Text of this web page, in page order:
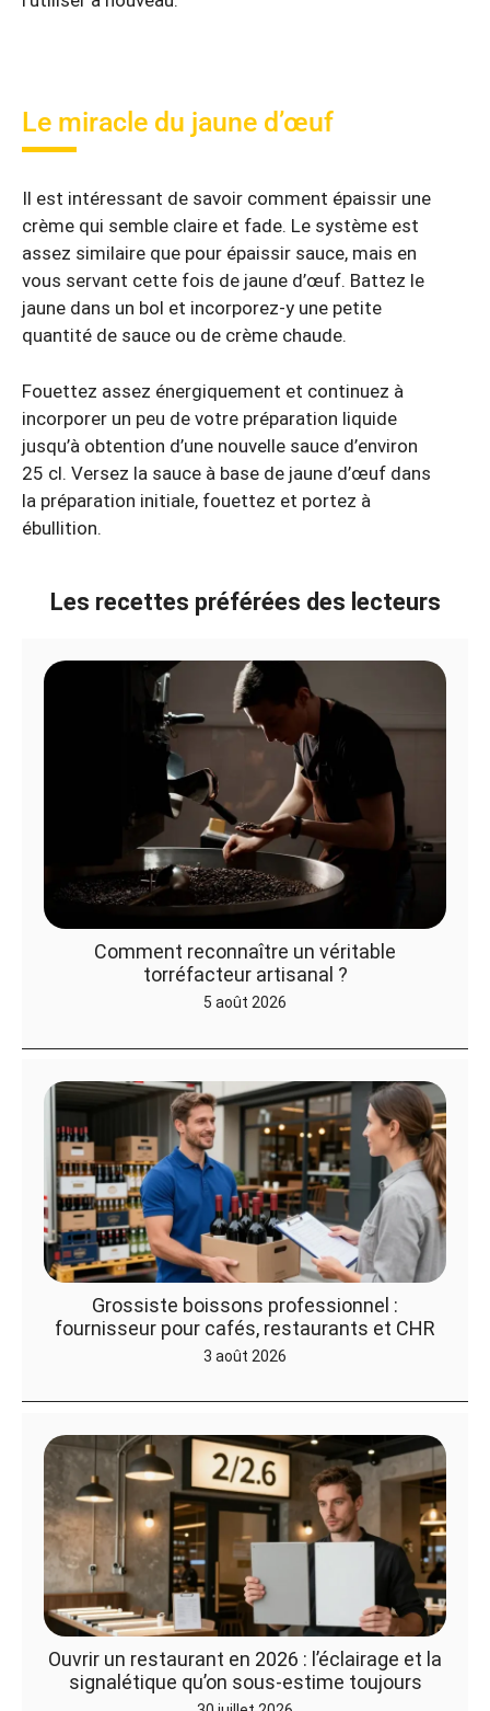
Le miracle du jaune d’œuf
Il est intéressant de savoir comment épaissir une
crème qui semble claire et fade. Le système est
assez similaire que pour épaissir sauce, mais en
vous servant cette fois de jaune d’œuf. Battez le
jaune dans un bol et incorporez-y une petite
quantité de sauce ou de crème chaude.
Fouettez assez énergiquement et continuez à
incorporer un peu de votre préparation liquide
jusqu’à obtention d’une nouvelle sauce d’environ
25 cl. Versez la sauce à base de jaune d’œuf dans
la préparation initiale, fouettez et portez à
ébullition.
Les recettes préférées des lecteurs
Comment reconnaître un véritable
torréfacteur artisanal ?
5 août 2026
Grossiste boissons professionnel :
fournisseur pour cafés, restaurants et CHR
3 août 2026
Ouvrir un restaurant en 2026 : l’éclairage et la
signalétique qu’on sous-estime toujours